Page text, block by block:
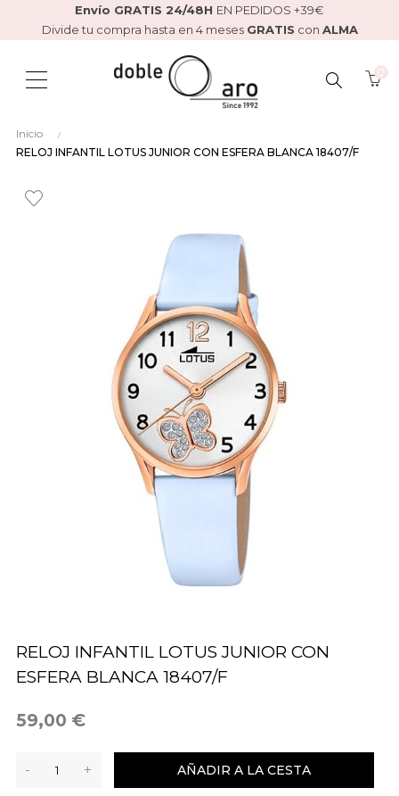
Envío GRATIS 24/48H EN PEDIDOS +39€
Divide tu compra hasta en 4 meses GRATIS con ALMA
BUSCAR
AQUÍ...
Inicio
RELOJ INFANTIL LOTUS JUNIOR CON ESFERA BLANCA 18407/F
RELOJ INFANTIL LOTUS JUNIOR CON
ESFERA BLANCA 18407/F
59,00 €
- + AÑADIR A LA CESTA